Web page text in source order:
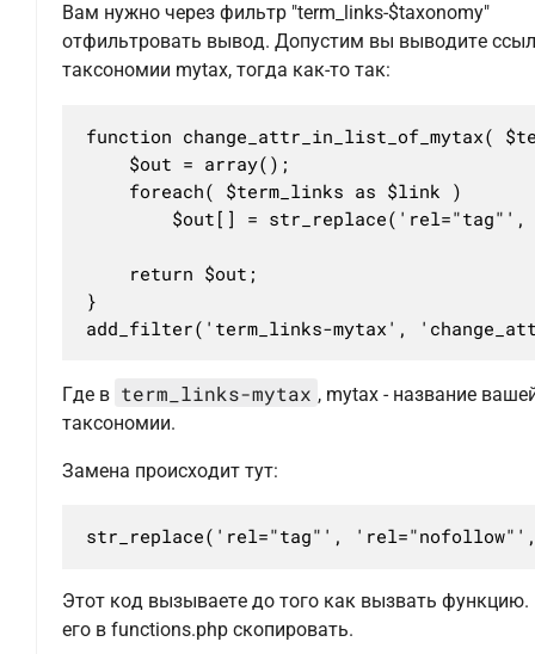
Вам нужно через фильтр "term_links-$taxonomy"
отфильтровать вывод. Допустим вы выводите
таксономии mytax, тогда как-то так:
function change_attr_in_list_of_mytax(
}
add_filter('term_links-mytax',
Где в term_links-mytax , mytax - название
таксономии.
Замена происходит тут:
str_replace('rel="tag"',
Этот код вызываете до того как вызвать
его в functions.php скопировать.